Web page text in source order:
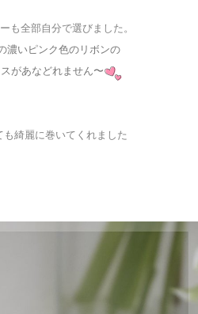
も全部自分で選びました。
濃いピンク色のリボンの
があなどれません〜
綺麗に巻いてくれました